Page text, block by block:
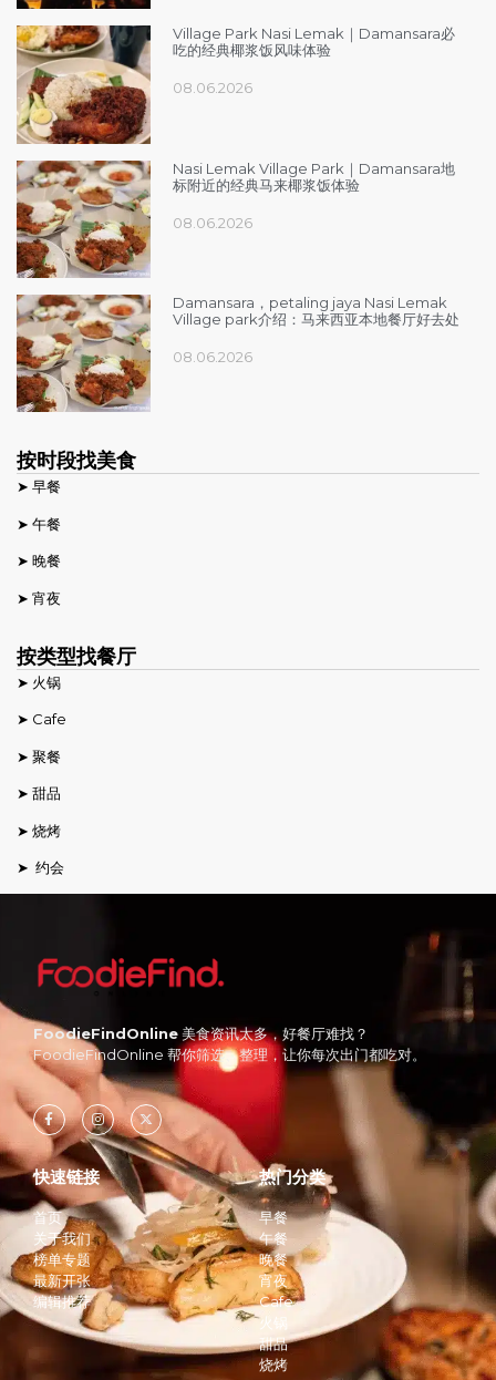
Village Park Nasi Lemak｜Damansara必
吃的经典椰浆饭风味体验
08.06.2026
Nasi Lemak Village Park｜Damansara地
标附近的经典马来椰浆饭体验
08.06.2026
Damansara，petaling jaya Nasi Lemak
Village park介绍：马来西亚本地餐厅好去处
08.06.2026
按时段找美食
➤ 早餐
➤ 午餐
➤ 晚餐
➤ 宵夜
按类型找餐厅
➤ 火锅
➤ Cafe
➤ 聚餐
➤ 甜品
➤ 烧烤
➤ 约会
FoodieFindOnline美食资讯太多，好餐厅难找？
FoodieFindOnline 帮你筛选、整理，让你每次出门都吃对。
快速链接
首页
关于我们
榜单专题
最新开张
编辑推荐
热门分类
早餐
午餐
晚餐
宵夜
Cafe
火锅
甜品
烧烤